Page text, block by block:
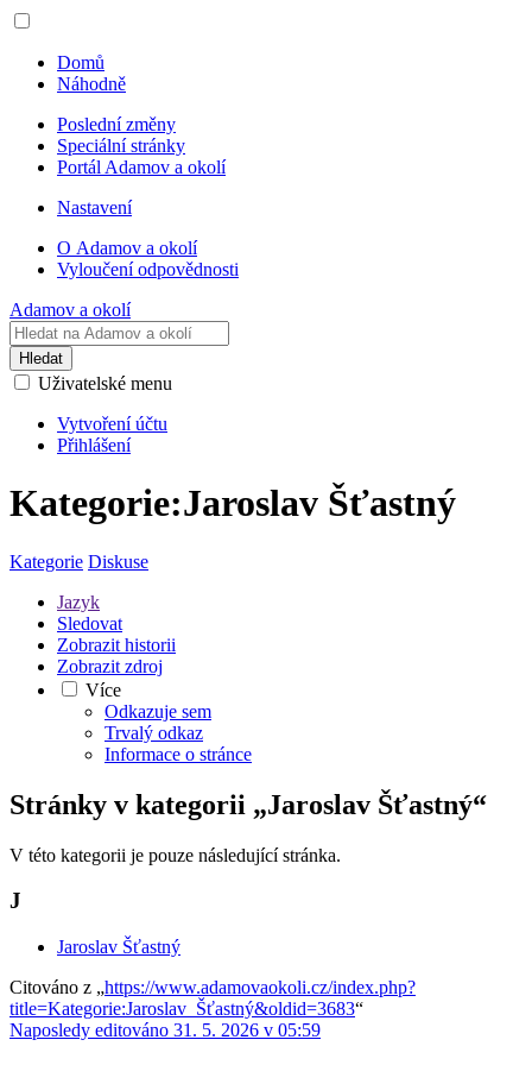
Domů
Náhodně
Poslední změny
Speciální stránky
Portál Adamov a okolí
Nastavení
O Adamov a okolí
Vyloučení odpovědnosti
Adamov a okolí
Hledat
Uživatelské menu
Vytvoření účtu
Přihlášení
Kategorie:Jaroslav Šťastný
Kategorie Diskuse
Jazyk
Sledovat
Zobrazit historii
Zobrazit zdroj
Více
Odkazuje sem
Trvalý odkaz
Informace o stránce
Stránky v kategorii „Jaroslav Šťastný“
V této kategorii je pouze následující stránka.
J
Jaroslav Šťastný
Citováno z „https://www.adamovaokoli.cz/index.php?
title=Kategorie:Jaroslav_Šťastný&oldid=3683“
Naposledy editováno 31. 5. 2026 v 05:59